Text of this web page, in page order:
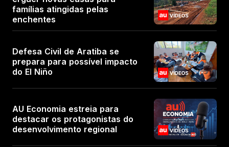
famílias atingidas pelas
enchentes
Defesa Civil de Aratiba se
prepara para possível impacto
do El Niño
AU Economia estreia para
destacar os protagonistas do
desenvolvimento regional